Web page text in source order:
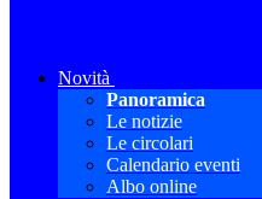
Novità
Panoramica
Le notizie
Le circolari
Calendario eventi
Albo online